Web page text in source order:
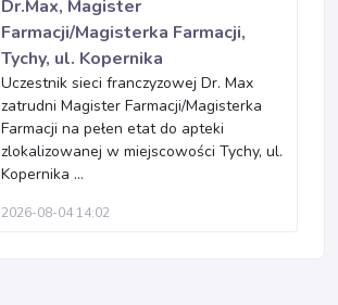
Dr.Max, Magister
Farmacji/Magisterka Farmacji,
Tychy, ul. Kopernika
Uczestnik sieci franczyzowej Dr. Max
zatrudni Magister Farmacji/Magisterka
Farmacji na pełen etat do apteki
zlokalizowanej w miejscowości Tychy, ul.
Kopernika ...
2026-08-04 14:02